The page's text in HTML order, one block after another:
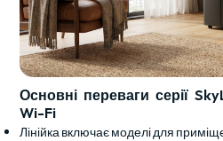
Основні переваги серії
Wi-Fi
Лінійка включає моделі для